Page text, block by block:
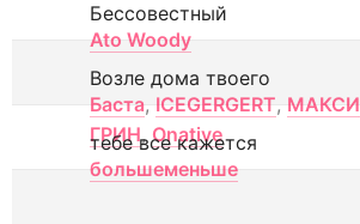
Бессовестный
Ato Woody
Возле дома твоего
Баста, ICEGERGERT, МАКСИ
ГРИН, Onative
тебе все кажется
большеменьше